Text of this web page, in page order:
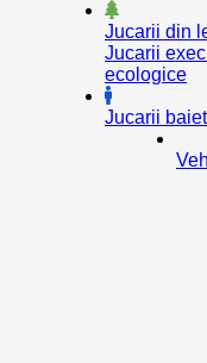
Jucarii din
Jucarii
ecologice
Jucarii